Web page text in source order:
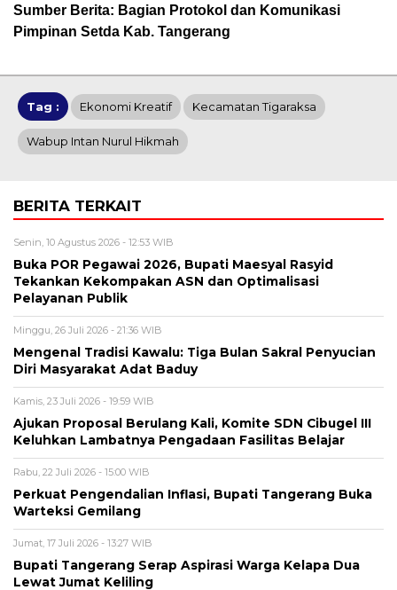
Sumber Berita: Bagian Protokol dan Komunikasi
Pimpinan Setda Kab. Tangerang
Tag : Ekonomi Kreatif Kecamatan Tigaraksa
Wabup Intan Nurul Hikmah
BERITA TERKAIT
Senin, 10 Agustus 2026 - 12:53 WIB
Buka POR Pegawai 2026, Bupati Maesyal Rasyid
Tekankan Kekompakan ASN dan Optimalisasi
Pelayanan Publik
Minggu, 26 Juli 2026 - 21:36 WIB
Mengenal Tradisi Kawalu: Tiga Bulan Sakral Penyucian
Diri Masyarakat Adat Baduy
Kamis, 23 Juli 2026 - 19:59 WIB
Ajukan Proposal Berulang Kali, Komite SDN Cibugel III
Keluhkan Lambatnya Pengadaan Fasilitas Belajar
Rabu, 22 Juli 2026 - 15:00 WIB
Perkuat Pengendalian Inflasi, Bupati Tangerang Buka
Warteksi Gemilang
Jumat, 17 Juli 2026 - 13:27 WIB
Bupati Tangerang Serap Aspirasi Warga Kelapa Dua
Lewat Jumat Keliling